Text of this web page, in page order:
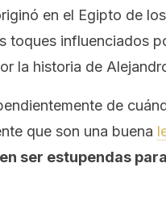
en el Egipto de
toques influenciados
la historia de
de
que son una buena
ser estupendas